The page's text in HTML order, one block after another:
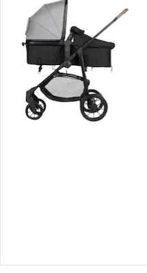
Retoure & Reklamation
Gutscheine & Aktionen
Kontakt & Service